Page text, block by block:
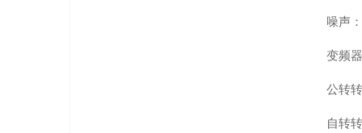
噪声
变频
公转
自转